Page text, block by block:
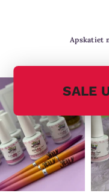
Apskatiet
SALE